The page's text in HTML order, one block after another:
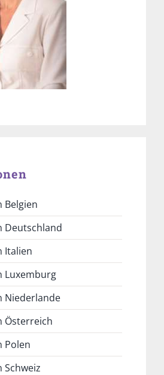
Belgien
Deutschland
Italien
Luxemburg
Niederlande
Österreich
Polen
Schweiz